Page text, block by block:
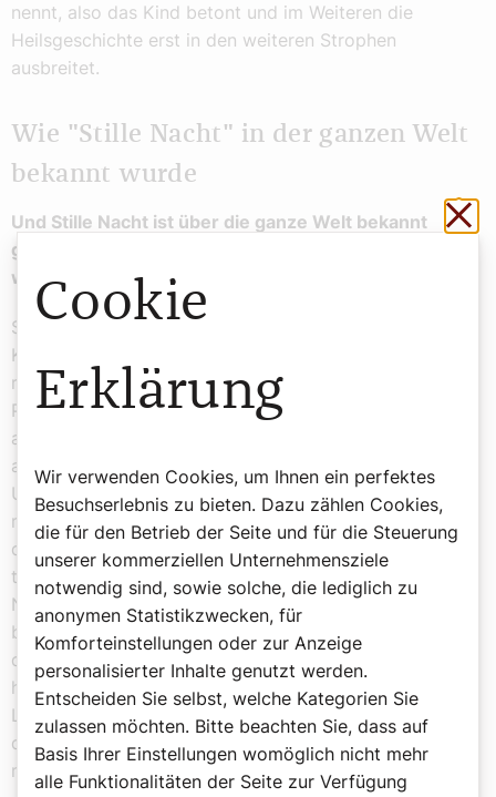
nennt, also das Kind betont und im Weiteren die
Heilsgeschichte erst in den weiteren Strophen
ausbreitet.
Wie "Stille Nacht" in der ganzen Welt
bekannt wurde
Und Stille Nacht ist über die ganze Welt bekannt
geworden. Welche musikalischen Besonderheiten
weist das Lied auf?
Stille Nacht ist deswegen eine sehr gelungene
Komposition, weil es Gruber gelingt mit bestimmten
rhythmischen oder auch melodischen kleinen Teilchen,
Partikeln, die immer wieder vorkommen, aber auch in
andere Zusammenhänge gestellt werden, eine
ausgesprochen geschlossene Darstellung zu schaffen.
Und alpenländisch ist das Lied vielleicht dann, wenn
man es wirklich zweistimmig singt, denn dann kommt
das Austerzelnde der alpenländischen Volksmusik
tatsächlich zum Tragen. In der Fassung, in der Stille
Nacht über Mitteldeutschland und Norddeutschland
bekannt geworden ist, in der einstimmigen Fassung, ist
das Alpenländische mehr oder weniger
herausgenommen worden. Das hat der Rezeption des
Liedes aber natürlich gutgetan. Der Zugang war so für
den internationalen Abnehmerkreis dann viel leichter
möglich.
Cookie
Erklärung
Wir verwenden Cookies, um Ihnen ein perfektes
Besuchserlebnis zu bieten. Dazu zählen Cookies,
die für den Betrieb der Seite und für die Steuerung
unserer kommerziellen Unternehmensziele
notwendig sind, sowie solche, die lediglich zu
anonymen Statistikzwecken, für
Komforteinstellungen oder zur Anzeige
personalisierter Inhalte genutzt werden.
Entscheiden Sie selbst, welche Kategorien Sie
zulassen möchten. Bitte beachten Sie, dass auf
Basis Ihrer Einstellungen womöglich nicht mehr
alle Funktionalitäten der Seite zur Verfügung